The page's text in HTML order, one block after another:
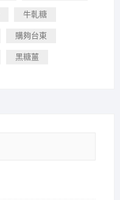
牛軋糖
購夠台東
黑糖薑